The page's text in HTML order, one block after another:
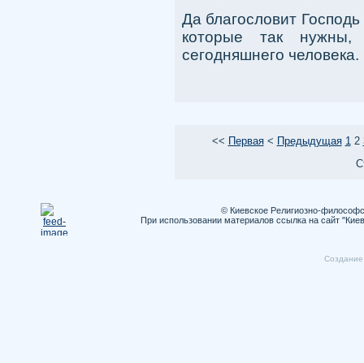
Да благословит
которые так
сегодняшнего человека.
<< Первая< Предыдущая 1 2
© Киевское Религиозно-
При использовании материалов ссылка на сайт